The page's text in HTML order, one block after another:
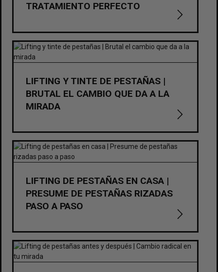
TRATAMIENTO PERFECTO
LIFTING Y TINTE DE PESTAÑAS |
BRUTAL EL CAMBIO QUE DA A LA
MIRADA
LIFTING DE PESTAÑAS EN CASA |
PRESUME DE PESTAÑAS RIZADAS
PASO A PASO